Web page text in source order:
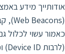
אודותייך מידע
כאמור עשוי לכלול